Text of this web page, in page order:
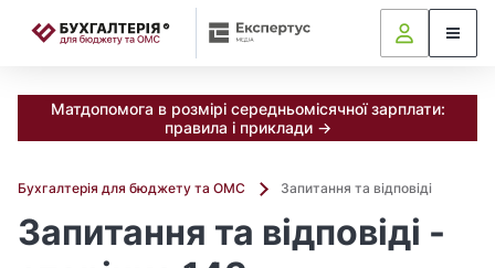
Матдопомога в розмірі середньомісячної зарплати:
правила і приклади →
Бухгалтерія для бюджету та ОМС Запитання та відповіді
Запитання та відповіді -